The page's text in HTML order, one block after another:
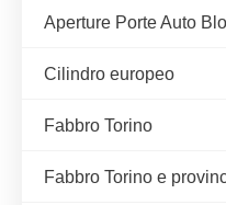
Aperture Porte Auto
Cilindro europeo
Fabbro Torino
Fabbro Torino e